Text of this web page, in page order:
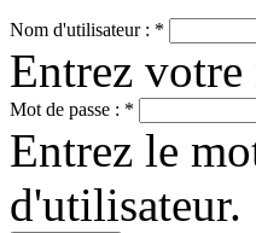
Nom d'utilisateur : *
Entrez
Mot de passe : *
Entrez le
d'utilisateur.